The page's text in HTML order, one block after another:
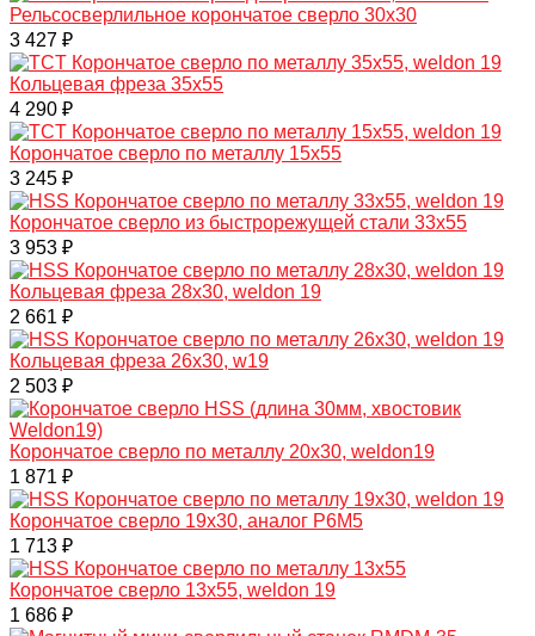
Рельсосверлильное корончатое сверло 30x30
3 427 ₽
Кольцевая фреза 35x55
4 290 ₽
Корончатое сверло по металлу 15x55
3 245 ₽
Корончатое сверло из быстрорежущей стали 33x55
3 953 ₽
Кольцевая фреза 28x30, weldon 19
2 661 ₽
Кольцевая фреза 26x30, w19
2 503 ₽
Корончатое сверло по металлу 20x30, weldon19
1 871 ₽
Корончатое сверло 19x30, аналог Р6М5
1 713 ₽
Корончатое сверло 13x55, weldon 19
1 686 ₽